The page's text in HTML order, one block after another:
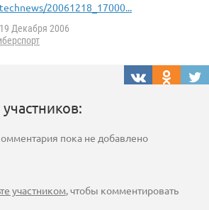
20061218_17000...
19 Декабря 2006
пока не добавлено
участником, чтобы комментировать